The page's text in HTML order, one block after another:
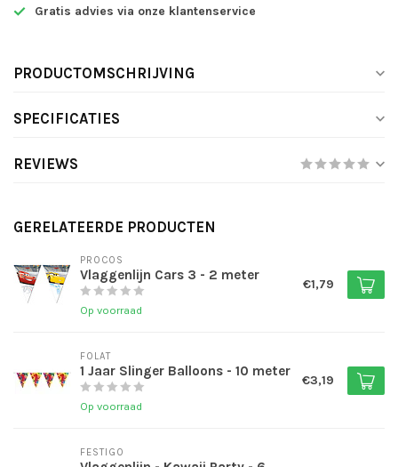
Gratis advies via onze klantenservice
PRODUCTOMSCHRIJVING
SPECIFICATIES
REVIEWS
GERELATEERDE PRODUCTEN
PROCOS
Vlaggenlijn Cars 3 - 2 meter
Op voorraad
€1,79
FOLAT
1 Jaar Slinger Balloons - 10 meter
Op voorraad
€3,19
FESTIGO